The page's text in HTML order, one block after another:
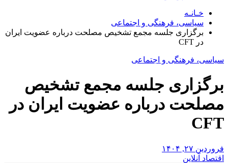
خـانـه
سیاسی، فرهنگی و اجتماعی
برگزاری جلسه مجمع تشخیص مصلحت درباره عضویت ایران
در CFT
سیاسی، فرهنگی و اجتماعی
برگزاری جلسه مجمع تشخیص
مصلحت درباره عضویت ایران در
CFT
فروردین ۲۷, ۱۴۰۴
اقتصاد آنلاین